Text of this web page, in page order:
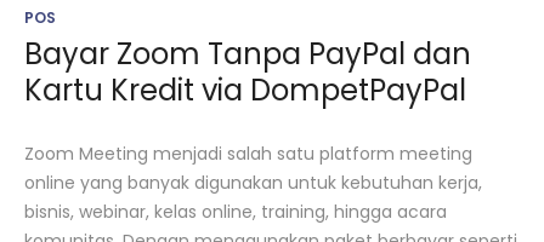
POS
Bayar Zoom Tanpa PayPal dan
Kartu Kredit via DompetPayPal
Zoom Meeting menjadi salah satu platform meeting
online yang banyak digunakan untuk kebutuhan kerja,
bisnis, webinar, kelas online, training, hingga acara